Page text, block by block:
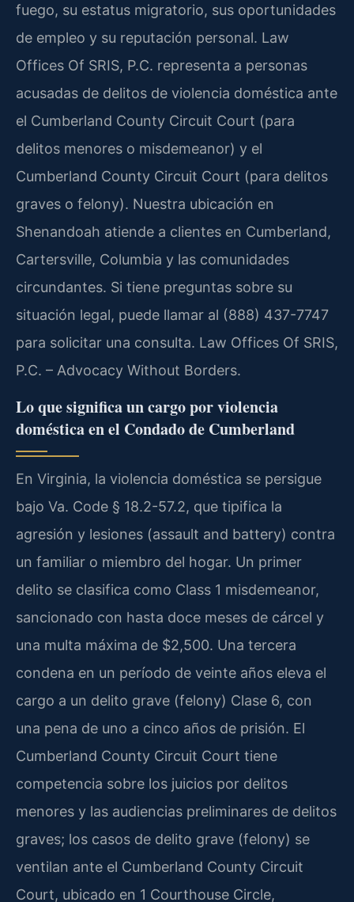
fuego, su estatus migratorio, sus oportunidades
de empleo y su reputación personal. Law
Offices Of SRIS, P.C. representa a personas
acusadas de delitos de violencia doméstica ante
el Cumberland County Circuit Court (para
delitos menores o misdemeanor) y el
Cumberland County Circuit Court (para delitos
graves o felony). Nuestra ubicación en
Shenandoah atiende a clientes en Cumberland,
Cartersville, Columbia y las comunidades
circundantes. Si tiene preguntas sobre su
situación legal, puede llamar al (888) 437-7747
para solicitar una consulta. Law Offices Of SRIS,
P.C. – Advocacy Without Borders.
Lo que significa un cargo por violencia
doméstica en el Condado de Cumberland
En Virginia, la violencia doméstica se persigue
bajo Va. Code § 18.2-57.2, que tipifica la
agresión y lesiones (assault and battery) contra
un familiar o miembro del hogar. Un primer
delito se clasifica como Class 1 misdemeanor,
sancionado con hasta doce meses de cárcel y
una multa máxima de $2,500. Una tercera
condena en un período de veinte años eleva el
cargo a un delito grave (felony) Clase 6, con
una pena de uno a cinco años de prisión. El
Cumberland County Circuit Court tiene
competencia sobre los juicios por delitos
menores y las audiencias preliminares de delitos
graves; los casos de delito grave (felony) se
ventilan ante el Cumberland County Circuit
Court, ubicado en 1 Courthouse Circle,